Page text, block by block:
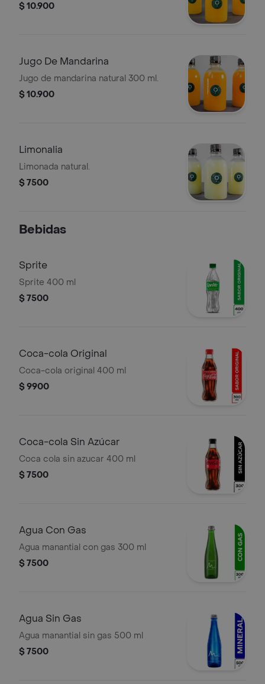
$ 10.900
Jugo De Mandarina
Jugo de mandarina natural 300 ml.
$ 10.900
Limonalia
Limonada natural.
$ 7500
Bebidas
Sprite
Sprite 400 ml
$ 7500
Coca-cola Original
Coca-cola original 400 ml
$ 9900
Coca-cola Sin Azúcar
Coca cola sin azucar 400 ml
$ 7500
Agua Con Gas
Agua manantial con gas 300 ml
$ 7500
Agua Sin Gas
Agua manantial sin gas 500 ml
$ 7500